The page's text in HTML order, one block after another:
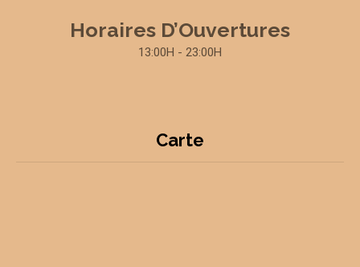
Horaires D’Ouvertures
13:00H - 23:00H
Carte